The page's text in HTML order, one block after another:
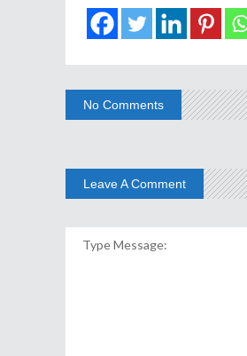
No Comments
Leave A Comment